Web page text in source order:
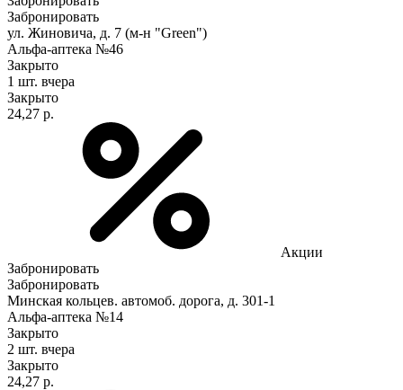
Забронировать
ул. Жиновича, д. 7 (м-н "Green")
Альфа-аптека №46
Закрыто
1 шт. вчера
Закрыто
24,27 р.
Акции
Забронировать
Забронировать
Минская кольцев. автомоб. дорога, д. 301-1
Альфа-аптека №14
Закрыто
2 шт. вчера
Закрыто
24,27 р.